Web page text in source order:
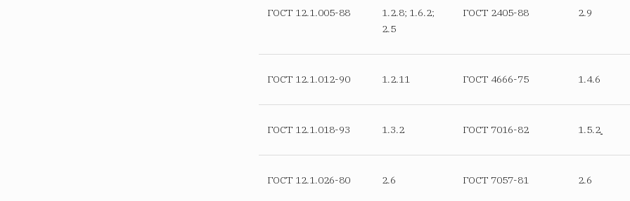
ГОСТ 12.1.005-88
1.2.8; 1.6.2;
2.5
ГОСТ 2405-88 2.9
ГОСТ 12.1.012-90 1.2.11 ГОСТ 4666-75 1.4.6
ГОСТ 12.1.018-93 1.3.2 ГОСТ 7016-82 1.5.2
ГОСТ 12.1.026-80 2.6 ГОСТ 7057-81 2.6